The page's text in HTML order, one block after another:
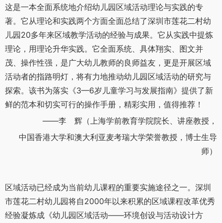
这是一本全面系统地介绍幼儿园区域活动理论与实践的专
著。它从理论和实践两个方面全面总结了深圳市莲花二村幼
儿园20多年来区域教学活动的经验与成果。它从实践中提炼
理论，用理论升华实践。它全面系统、具体翔实、图文并
茂、操作性强，是广大幼儿教师的良师益友，更是开展区域
活动者的指路明灯，将有力地推动幼儿园区域活动的研究与
探索。该书为落实《3—6岁儿童学习与发展指南》提供了新
鲜的范本和切实可行的操作手册，精彩实用，值得推荐！
——李 辉（上海学前教育学院院长、讲座教授，
中国香港大学和澳大利亚麦考瑞大学荣誉教授，博士生导
师）
区域活动已经成为当前幼儿课程的重要实施途径之一。深圳
市莲花二村幼儿园将自2000年以来积累的区域课程改革优秀
经验凝炼成《幼儿园区域活动——环境创设与活动设计方